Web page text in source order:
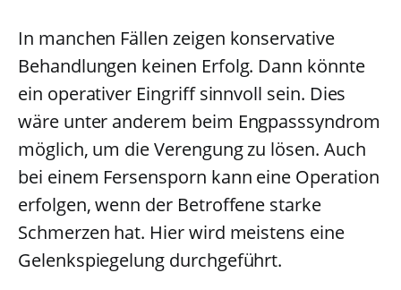
In manchen Fällen zeigen konservative
Behandlungen keinen Erfolg. Dann könnte
ein operativer Eingriff sinnvoll sein. Dies
wäre unter anderem beim Engpasssyndrom
möglich, um die Verengung zu lösen. Auch
bei einem Fersensporn kann eine Operation
erfolgen, wenn der Betroffene starke
Schmerzen hat. Hier wird meistens eine
Gelenkspiegelung durchgeführt.